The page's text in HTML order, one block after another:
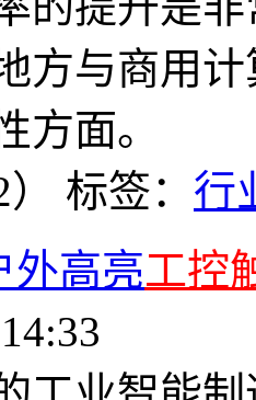
方与商用
方面。
标签： 行
外高亮工控